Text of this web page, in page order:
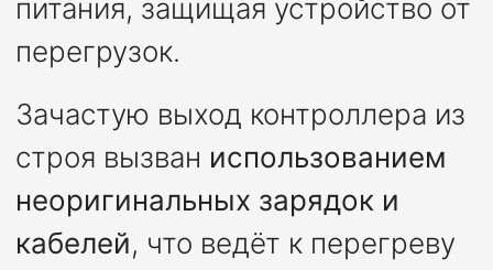
питания, защищая устройство от
перегрузок.
Зачастую выход контроллера из
строя вызван использованием
неоригинальных зарядок и
кабелей, что ведёт к перегреву